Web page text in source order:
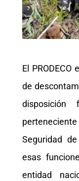
El PRODECO
de
disposición
Seguridad
esas
entidad